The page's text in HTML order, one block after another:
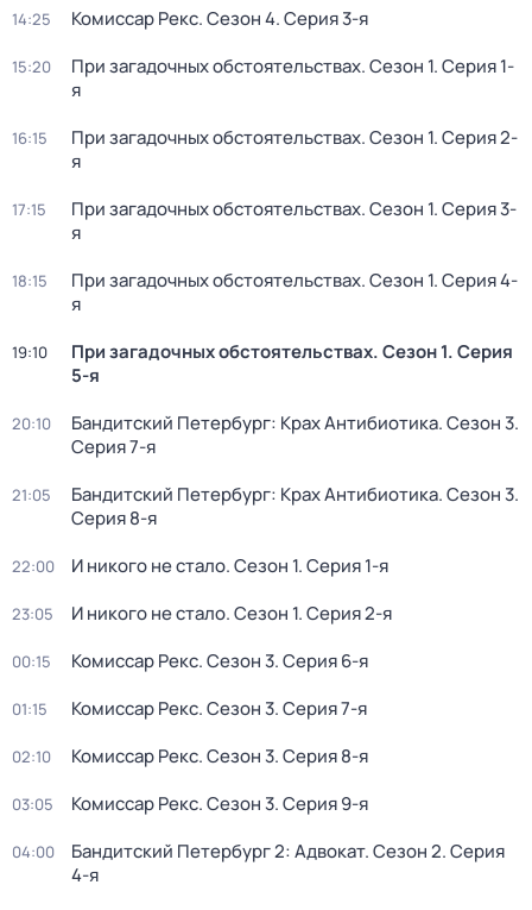
14:25 Комиссар Рекс. Сезон 4. Серия 3-я
15:20 При загадочных обстоятельствах. Сезон 1. Серия 1-
я
16:15 При загадочных обстоятельствах. Сезон 1. Серия 2-
я
17:15 При загадочных обстоятельствах. Сезон 1. Серия 3-
я
18:15 При загадочных обстоятельствах. Сезон 1. Серия 4-
я
19:10 При загадочных обстоятельствах. Сезон 1. Серия
5-я
20:10 Бандитский Петербург: Крах Антибиотика. Сезон 3.
Серия 7-я
21:05 Бандитский Петербург: Крах Антибиотика. Сезон 3.
Серия 8-я
22:00 И никого не стало. Сезон 1. Серия 1-я
23:05 И никого не стало. Сезон 1. Серия 2-я
00:15 Комиссар Рекс. Сезон 3. Серия 6-я
01:15 Комиссар Рекс. Сезон 3. Серия 7-я
02:10 Комиссар Рекс. Сезон 3. Серия 8-я
03:05 Комиссар Рекс. Сезон 3. Серия 9-я
04:00 Бандитский Петербург 2: Адвокат. Сезон 2. Серия
4-я